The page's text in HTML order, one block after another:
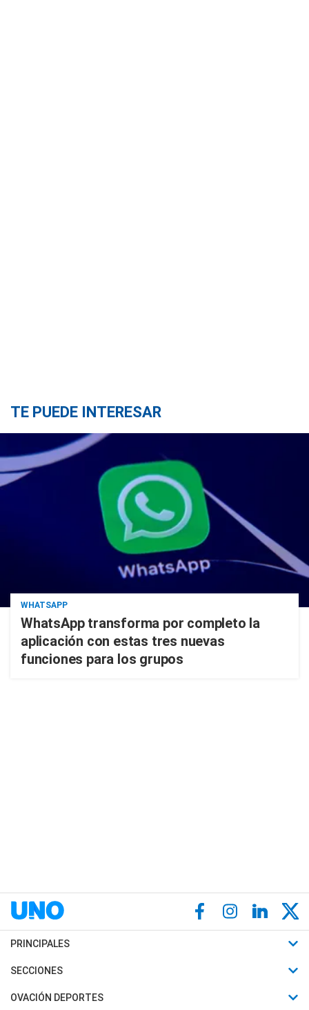
TE PUEDE INTERESAR
WHATSAPP
WhatsApp transforma por completo la
aplicación con estas tres nuevas
funciones para los grupos
PRINCIPALES
Últimas Noticias
Política
SECCIONES
Horóscopo
OVACIÓN DEPORTES